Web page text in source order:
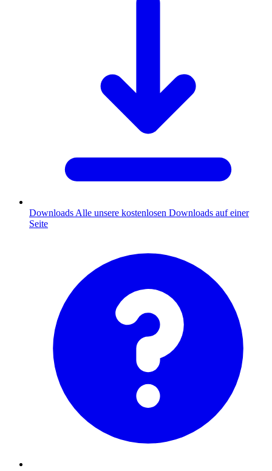
Downloads Alle unsere kostenlosen Downloads auf einer
Seite